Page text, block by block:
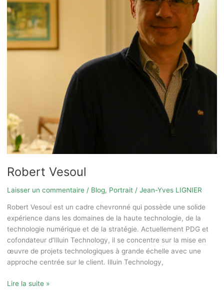
Robert Vesoul
Laisser un commentaire / Blog, Portrait/ Jean-Yves LIGNIER
Robert Vesoul est un cadre chevronné qui possède une solide
expérience dans les domaines de la haute technologie, de la
technologie numérique et de la stratégie. Actuellement PDG et
cofondateur d’Illuin Technology, il se concentre sur la mise en
œuvre de projets technologiques à grande échelle avec une
approche centrée sur le client. Illuin Technology,
Lire la suite »